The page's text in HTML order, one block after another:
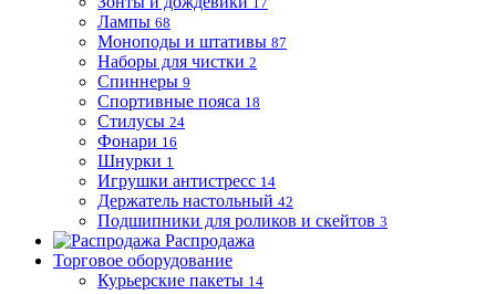
Лампы 68
Моноподы и штативы 87
Наборы для чистки 2
Спиннеры 9
Спортивные пояса 18
Стилусы 24
Фонари 16
Шнурки 1
Игрушки антистресс 14
Держатель настольный 42
Подшипники для роликов и скейтов 3
Распродажа
Торговое оборудование
Курьерские пакеты 14